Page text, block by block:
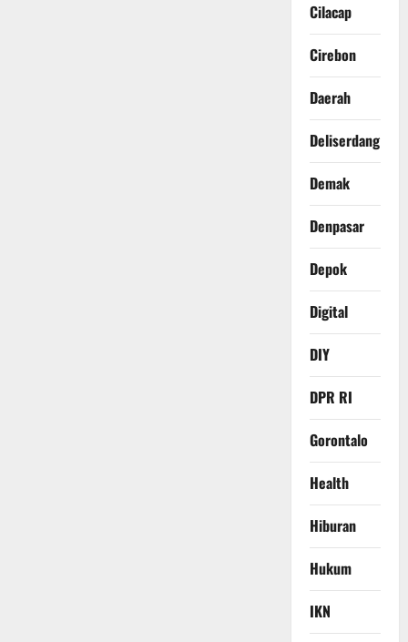
Cilacap
Cirebon
Daerah
Deliserdang
Demak
Denpasar
Depok
Digital
DIY
DPR RI
Gorontalo
Health
Hiburan
Hukum
IKN